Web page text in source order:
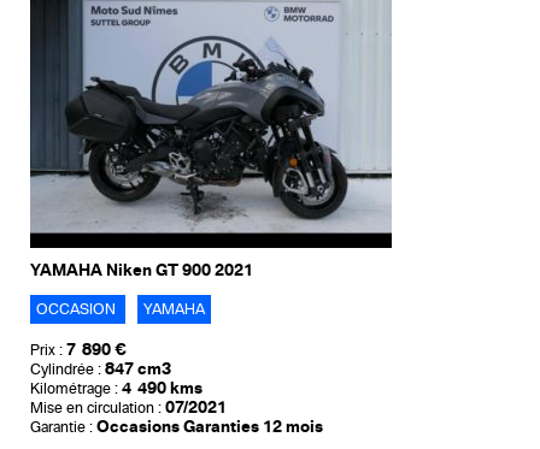
YAMAHA Niken GT 900 2021
OCCASION YAMAHA
Prix : 7 890 €
Cylindrée : 847 cm3
Kilométrage : 4 490 kms
Mise en circulation : 07/2021
Garantie : Occasions Garanties 12 mois